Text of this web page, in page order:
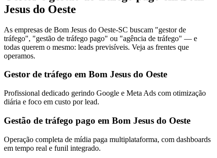
Jesus do Oeste
As empresas de Bom Jesus do Oeste-SC buscam "gestor de
tráfego", "gestão de tráfego pago" ou "agência de tráfego" — e
todas querem o mesmo: leads previsíveis. Veja as frentes que
operamos.
Gestor de tráfego em Bom Jesus do Oeste
Profissional dedicado gerindo Google e Meta Ads com otimização
diária e foco em custo por lead.
Gestão de tráfego pago em Bom Jesus do Oeste
Operação completa de mídia paga multiplataforma, com dashboards
em tempo real e funil integrado.